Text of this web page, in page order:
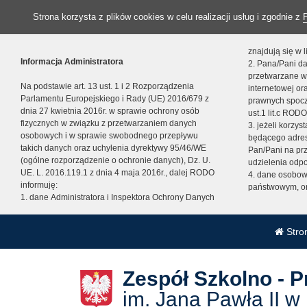
Strona korzysta z plików cookies w celu realizacji usług i zgodnie z
Informacja Administratora
Na podstawie art. 13 ust. 1 i 2 Rozporządzenia
Parlamentu Europejskiego i Rady (UE) 2016/679 z
dnia 27 kwietnia 2016r. w sprawie ochrony osób
fizycznych w związku z przetwarzaniem danych
osobowych i w sprawie swobodnego przepływu
takich danych oraz uchylenia dyrektywy 95/46/WE
(ogólne rozporządzenie o ochronie danych), Dz. U.
UE. L. 2016.119.1 z dnia 4 maja 2016r., dalej RODO
informuję:
1. dane Administratora i Inspektora Ochrony Danych
znajdują się w
2. Pana/Pani
przetwarzane
internetowej
prawnych
ust.1 lit.c
3. jeżeli
będącego
Pan/Pani na
udzielenia
4. dane
państwowym,
Zespół Szkolno -
im. Jana Pawła II